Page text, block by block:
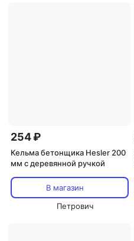
254 ₽
Кельма бетонщика Hesler 200
мм с деревянной ручкой
В магазин
Петрович